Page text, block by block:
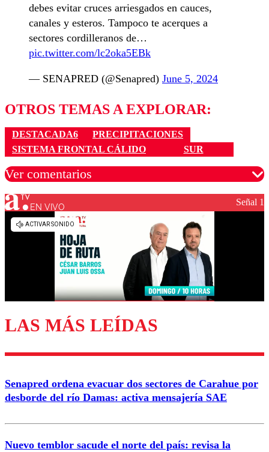
debes evitar cruces arriesgados en cauces,
canales y esteros. Tampoco te acerques a
sectores cordilleranos de…
pic.twitter.com/lc2oka5EBk
— SENAPRED (@Senapred) June 5, 2024
OTROS TEMAS A EXPLORAR:
DESTACADA6
PRECIPITACIONES
SISTEMA FRONTAL CÁLIDO
SUR
Ver comentarios
Los comentarios son moderados para garantizar un
diálogo respetuoso.
Enviar comentario
EN VIVO Señal 1
LAS MÁS LEÍDAS
Senapred ordena evacuar dos sectores de Carahue por
desborde del río Damas: activa mensajería SAE
Nuevo temblor sacude el norte del país: revisa la